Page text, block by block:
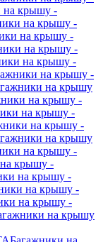
на крышу -
на крышу -
на крышу -
на крышу -
на крышу -
на крышу -
на крышу
на крышу -
на крышу -
на крышу -
на крышу
на крышу -
крышу -
на крышу -
на крышу -
на крышу -
на крышу